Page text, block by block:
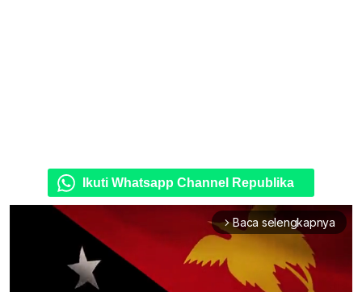
Ikuti Whatsapp Channel Republika
arrow_forward_ios Baca selengkapnya